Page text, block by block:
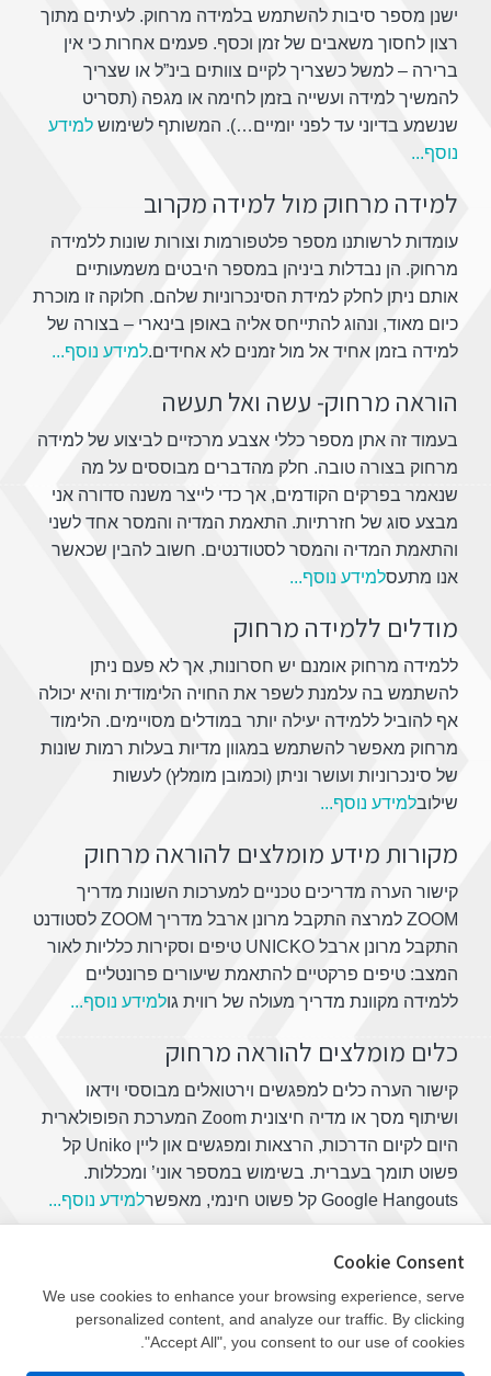
ישנן מספר סיבות להשתמש בלמידה מרחוק. לעיתים מתוך
רצון לחסוך משאבים של זמן וכסף. פעמים אחרות כי אין
ברירה – למשל כשצריך לקיים צוותים בינ”ל או שצריך
להמשיך למידה ועשייה בזמן לחימה או מגפה (תסריט
שנשמע בדיוני עד לפני יומיים…). המשותף לשימוש למידע
נוסף...
למידה מרחוק מול למידה מקרוב
עומדות לרשותנו מספר פלטפורמות וצורות שונות ללמידה
מרחוק. הן נבדלות ביניהן במספר היבטים משמעותיים
אותם ניתן לחלק למידת הסינכרוניות שלהם. חלוקה זו מוכרת
כיום מאוד, ונהוג להתייחס אליה באופן בינארי – בצורה של
למידה בזמן אחיד אל מול זמנים לא אחידים.למידע נוסף...
הוראה מרחוק- עשה ואל תעשה
בעמוד זה אתן מספר כללי אצבע מרכזיים לביצוע של למידה
מרחוק בצורה טובה. חלק מהדברים מבוססים על מה
שנאמר בפרקים הקודמים, אך כדי לייצר משנה סדורה אני
מבצע סוג של חזרתיות. התאמת המדיה והמסר אחד לשני
והתאמת המדיה והמסר לסטודנטים. חשוב להבין שכאשר
אנו מתעסלמידע נוסף...
מודלים ללמידה מרחוק
ללמידה מרחוק אומנם יש חסרונות, אך לא פעם ניתן
להשתמש בה עלמנת לשפר את החויה הלימודית והיא יכולה
אף להוביל ללמידה יעילה יותר במודלים מסויימים. הלימוד
מרחוק מאפשר להשתמש במגוון מדיות בעלות רמות שונות
של סינכרוניות ועושר וניתן (וכמובן מומלץ) לעשות
שילובלמידע נוסף...
מקורות מידע מומלצים להוראה מרחוק
קישור הערה מדריכים טכניים למערכות השונות מדריך
ZOOM למרצה התקבל מרונן ארבל מדריך ZOOM לסטודנט
התקבל מרונן ארבל UNICKO טיפים וסקירות כלליות לאור
המצב: טיפים פרקטיים להתאמת שיעורים פרונטליים
ללמידה מקוונת מדריך מעולה של רווית גולמידע נוסף...
כלים מומלצים להוראה מרחוק
קישור הערה כלים למפגשים וירטואלים מבוססי וידאו
ושיתוף מסך או מדיה חיצונית Zoom המערכת הפופולארית
היום לקיום הדרכות, הרצאות ומפגשים און ליין Uniko קל
פשוט תומך בעברית. בשימוש במספר אוני’ ומכללות.
Google Hangouts קל פשוט חינמי, מאפשר
למידע נוסף...
Cookie Consent
We use cookies to enhance your browsing experience, serve
personalized content, and analyze our traffic. By clicking
"Accept All", you consent to our use of cookies.